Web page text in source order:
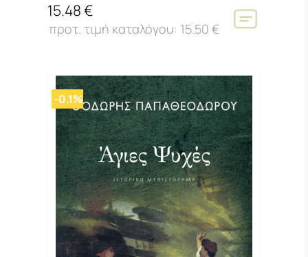
15.48 €
15.50 €
-0,1%